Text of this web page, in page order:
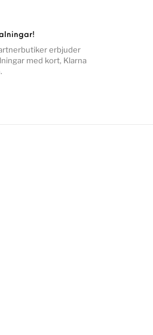
erbjuder
med kort, Klarna